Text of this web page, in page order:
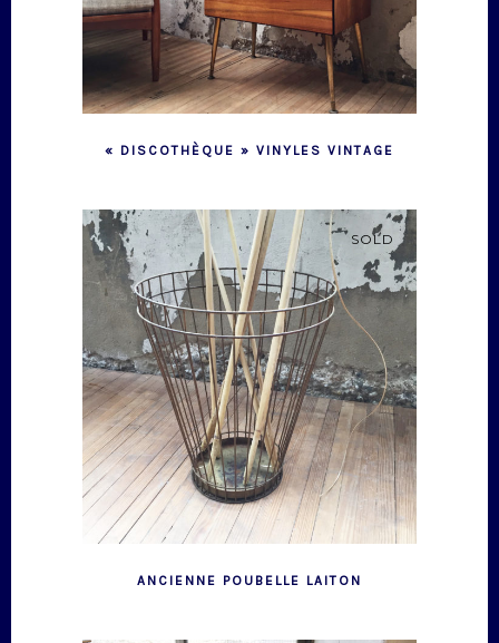
« DISCOTHÈQUE » VINYLES VINTAGE
SOLD
ANCIENNE POUBELLE LAITON